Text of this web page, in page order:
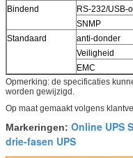
Bindend
RS-232/USB-
SNMP
Standaard
anti-donder
Veiligheid
EMC
Opmerking: de specificaties
worden gewijzigd.
Op maat gemaakt volgens
Markeringen: Online UPS
drie-fasen UPS